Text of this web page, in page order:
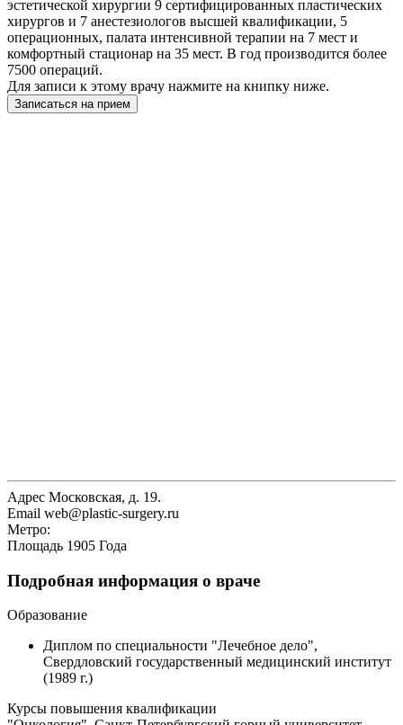
эстетической хирургии 9 сертифицированных пластических
хирургов и 7 анестезиологов высшей квалификации, 5
операционных, палата интенсивной терапии на 7 мест и
комфортный стационар на 35 мест. В год производится более
7500 операций.
Для записи к этому врачу нажмите на книпку ниже.
Записаться на прием
Адрес Московская, д. 19.
Email web@plastic-surgery.ru
Метро:
Площадь 1905 Года
Подробная информация о враче
Образование
Диплом по специальности "Лечебное дело",
Свердловский государственный медицинский институт
(1989 г.)
Курсы повышения квалификации